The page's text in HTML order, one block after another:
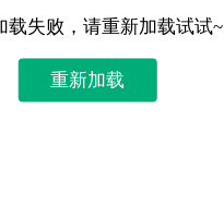
载失败，请重新加载试试~
重新加载